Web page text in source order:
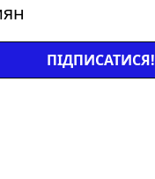
ПІДПИСАТИСЯ!